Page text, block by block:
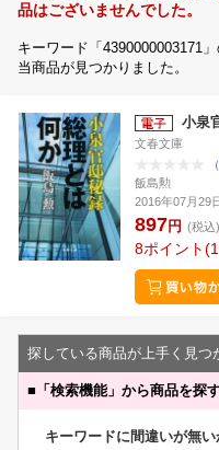
品はございませんでした。
キーワード「4390000003171
当商品が見つかりました。
小泉
文春文庫
飯島勲
2016年07月29
897円 (税込)
8ポイント
探している商品が上手く見つ
■ 「検索機能」から商品を探
キーワードに間違いが無